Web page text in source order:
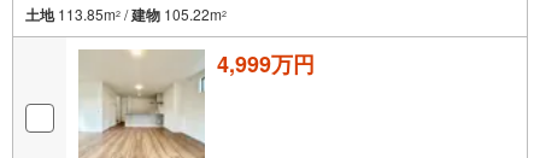
土地113.85m2 /建物 105.22m2
4,999万円